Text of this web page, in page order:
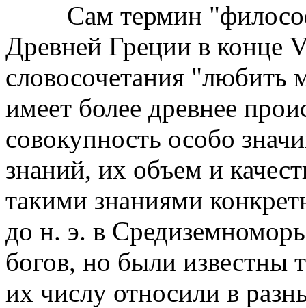
Сам термин
Древней Греции в конце
словосочетания "любить
имеет более древнее
совокупность особо
знаний, их объем и
такими знаниями
до н. э. в
богов, но были известны
их числу относили в